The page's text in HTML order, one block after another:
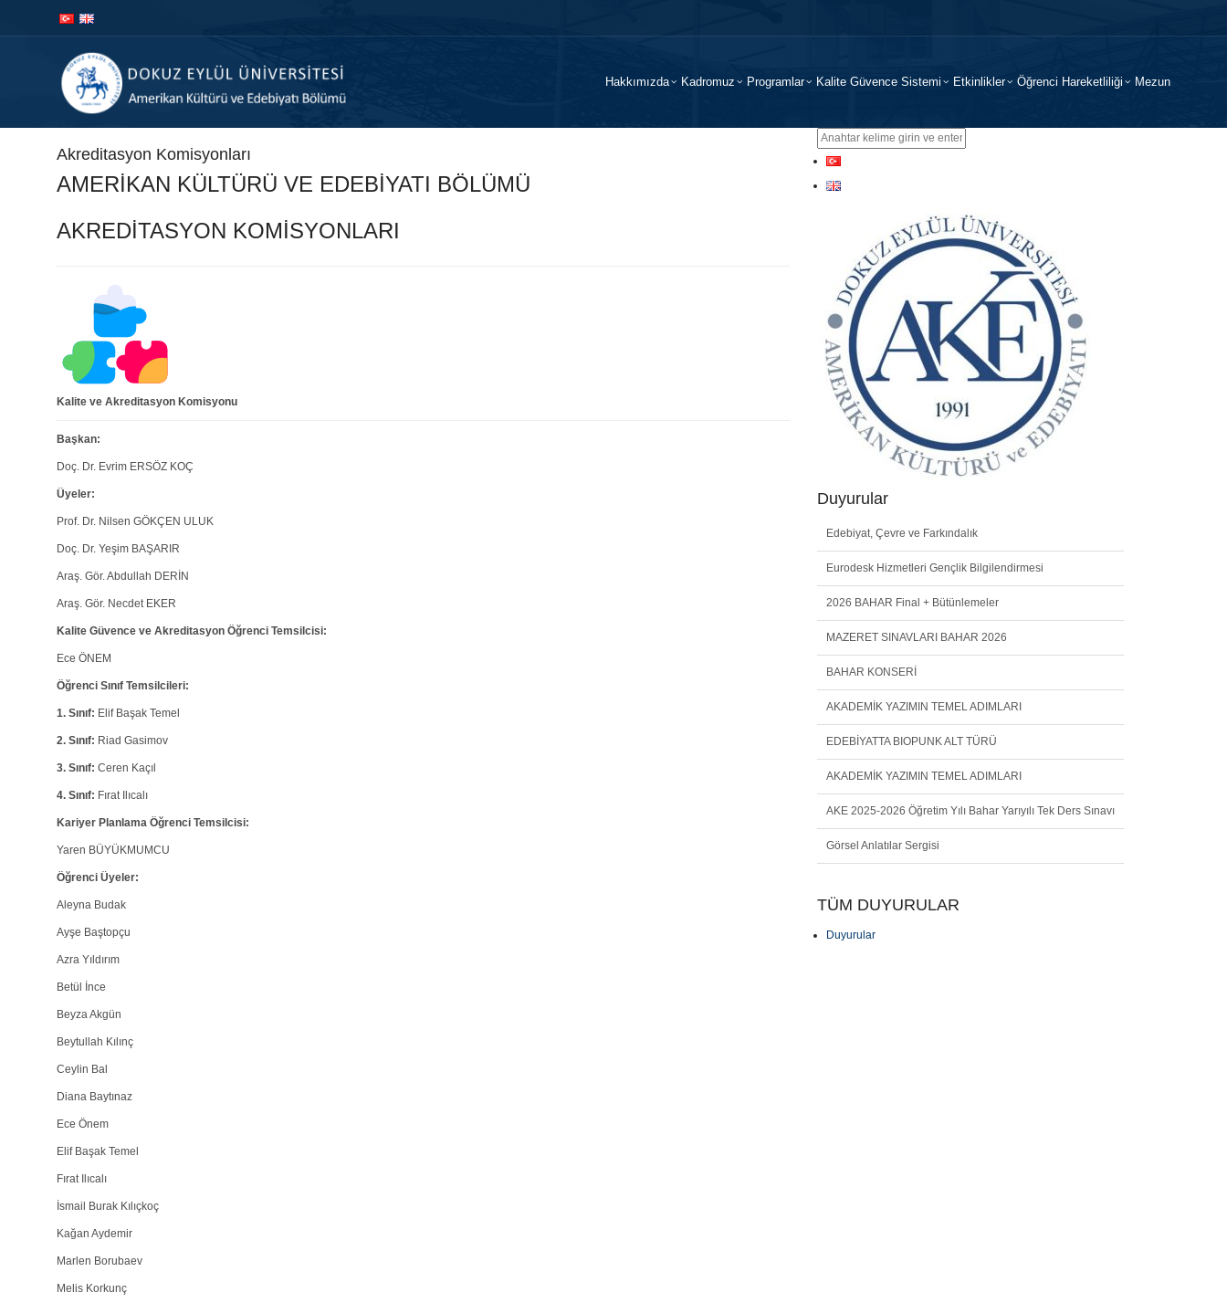
Hakkımızda Kadromuz Programlar Kalite Güvence Sistemi Etkinlikler Öğrenci Hareketliliği Mezun
Akreditasyon Komisyonları
AMERİKAN KÜLTÜRÜ VE EDEBİYATI BÖLÜMÜ
AKREDİTASYON KOMİSYONLARI
Kalite ve Akreditasyon Komisyonu
Başkan:
Doç. Dr. Evrim ERSÖZ KOÇ
Üyeler:
Prof. Dr. Nilsen GÖKÇEN ULUK
Doç. Dr. Yeşim BAŞARIR
Araş. Gör. Abdullah DERİN
Araş. Gör. Necdet EKER
Kalite Güvence ve Akreditasyon Öğrenci Temsilcisi:
Ece ÖNEM
Öğrenci Sınıf Temsilcileri:
1. Sınıf: Elif Başak Temel
2. Sınıf: Riad Gasimov
3. Sınıf: Ceren Kaçıl
4. Sınıf: Fırat Ilıcalı
Kariyer Planlama Öğrenci Temsilcisi:
Yaren BÜYÜKMUMCU
Öğrenci Üyeler:
Aleyna Budak
Ayşe Baştopçu
Azra Yıldırım
Betül İnce
Beyza Akgün
Beytullah Kılınç
Ceylin Bal
Diana Baytınaz
Ece Önem
Elif Başak Temel
Fırat Ilıcalı
İsmail Burak Kılıçkoç
Kağan Aydemir
Marlen Borubaev
Melis Korkunç
Duyurular
Edebiyat, Çevre ve Farkındalık
Eurodesk Hizmetleri Gençlik Bilgilendirmesi
2026 BAHAR Final + Bütünlemeler
MAZERET SINAVLARI BAHAR 2026
BAHAR KONSERİ
AKADEMİK YAZIMIN TEMEL ADIMLARI
EDEBİYATTA BIOPUNK ALT TÜRÜ
AKADEMİK YAZIMIN TEMEL ADIMLARI
AKE 2025-2026 Öğretim Yılı Bahar Yarıyılı Tek Ders Sınavı
Görsel Anlatılar Sergisi
TÜM DUYURULAR
Duyurular